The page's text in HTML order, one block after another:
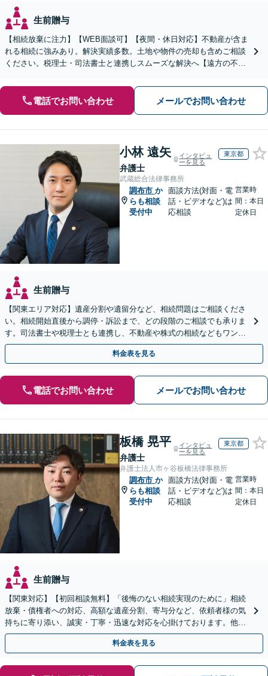
生前贈与
【相続放棄に注力】【WEB面談可】【夜間・休日対応】不動産が含ま
れる相続に強みあり。解決実績多数。土地や物件の売却も含めご相談
ください。税理士・司法書士と連携しスムーズな解決へ【遠方の不動
電話でお問い合わせ メールでお問い合わせ
小林 遠矢
弁護士
インタビュ
ーを見る
東京都
武蔵総合法律事務所
調布市 か
らも相談
受付中
面談方法(対面・電
話・ビデオなど)は
応相談
営業時
間：本日
定休日
生前贈与
【関東エリア対応】遺産分割や遺留分など、相続問題はご相談くださ
い。相続開始直後から調停・訴訟まで、どの段階のご相談でも承りま
す。司法書士や税理士とも連携し、不動産や株式の相続などもワンス
トップで対応可能。遺言書作成や事業承継のご相談にも対応
料金表を見る
電話でお問い合わせ メールでお問い合わせ
板橋 晃平
弁護士
インタビュ
ーを見る
東京都
弁護士法人市ヶ谷板橋法律事務所
調布市 か
らも相談
受付中
面談方法(対面・電
話・ビデオなど)は
応相談
営業時
間：本日
定休日
生前贈与
【関東対応】【初回相談無料】「後悔のない相続実現のために」相続
放棄・債権者への対応、高額な遺産分割、寄与分など、依頼者様の気
持ちに寄り添い、誠実・丁寧・迅速な対応を心掛けております。他士
業とも連携し円滑な相続を目指します【夜間相談可】
料金表を見る